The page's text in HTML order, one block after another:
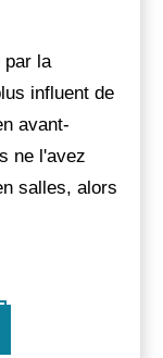
par la
influent de
avant-
ne l'avez
salles, alors